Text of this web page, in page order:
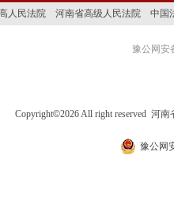
人民法院 河南省高级人民法院 中国
豫公网安
Copyright©2026 All right reserved 河
豫公网